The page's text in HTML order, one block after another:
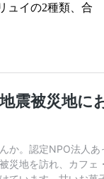
ュイの2種類、合